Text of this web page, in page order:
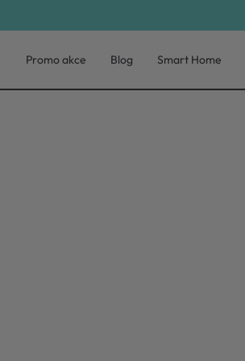
Promo akce Blog Smart Home